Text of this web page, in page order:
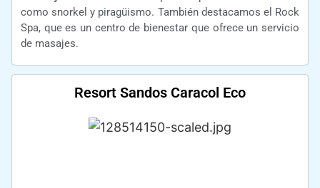
como snorkel y piragüismo. También destacamos el Rock
Spa, que es un centro de bienestar que ofrece un servicio
de masajes.
Resort Sandos Caracol Eco